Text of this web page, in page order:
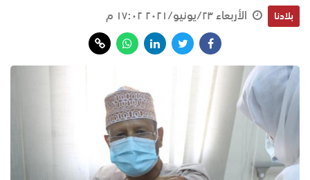
بلادنا الأربعاء ٢٣/يونيو/٢٠٢١ ١٧:٠٢ م